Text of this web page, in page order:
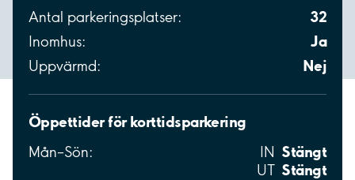
Antal parkeringsplatser: 32
Inomhus: Ja
Uppvärmd: Nej
Öppettider för korttidsparkering
Mån–Sön: IN Stängt
UT Stängt